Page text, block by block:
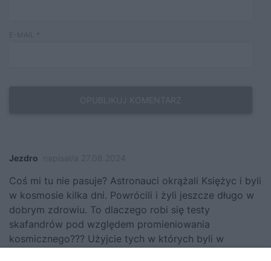
Jezdro
Coś mi tu nie pasuje? Astronauci okrążali Księżyc i byli
w kosmosie kilka dni. Powrócili i żyli jeszcze długo w
dobrym zdrowiu. To dlaczego robi się testy
skafandrów pod względem promieniowania
kosmicznego??? Użyjcie tych w których byli w